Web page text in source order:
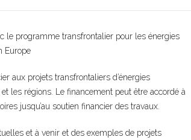
le programme transfrontalier pour les énergies
Europe
aux projets transfrontaliers d’énergies
les régions. Le financement peut être accordé à
jusqu’au soutien financier des travaux.
et à venir et des exemples de projets